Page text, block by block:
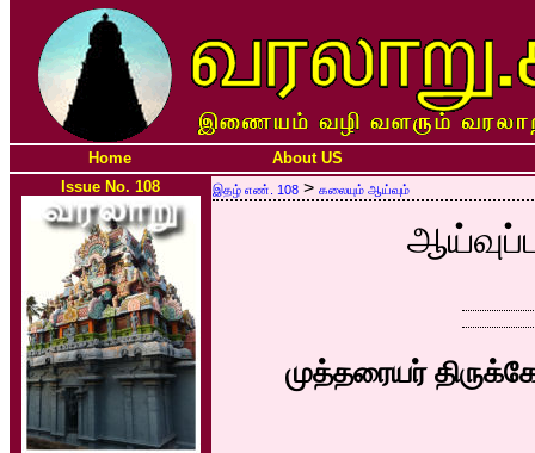
Home
About US
Issue No. 108
இதழ் எண். 108 > கலையும் ஆய்வும்
முத்தரையர்